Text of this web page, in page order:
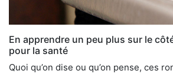
En apprendre un peu plus sur le
pour la santé
Quoi qu’on dise ou qu’on pense, ces